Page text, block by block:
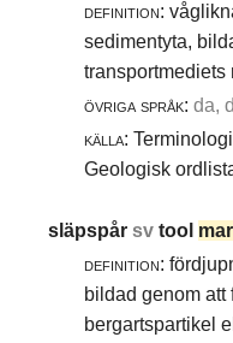
definition:
sedimentyta,
transportmediets
övriga språk: da,
källa:
Geologisk
släpspårsvtool
definition:
bildad genom att
bergartspartikel